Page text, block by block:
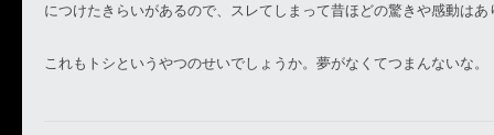
につけたきらいがあるので、スレてしまって昔ほどの驚きや感動はあ
これもトシというやつのせいでしょうか。夢がなくてつまんないな。